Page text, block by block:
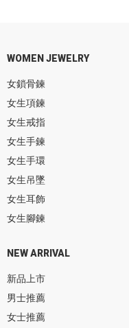
WOMEN JEWELRY
女鎖骨鍊
女生項鍊
女生戒指
女生手鍊
女生手環
女生吊墜
女生耳飾
女生腳鍊
NEW ARRIVAL
新品上市
男士推薦
女士推薦